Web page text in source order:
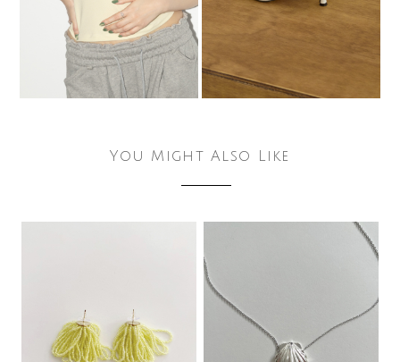
You Might Also Like